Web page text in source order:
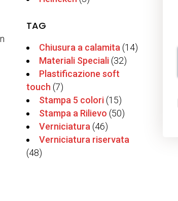
TAG
Chiusura a calamita (14)
Materiali Speciali(32)
Plastificazione soft
touch (7)
Stampa 5 colori(15)
Stampa a Rilievo (50)
Verniciatura (46)
Verniciatura riservata
(48)